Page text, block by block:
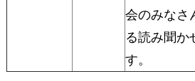
会のみなさ
る読み聞か
す。